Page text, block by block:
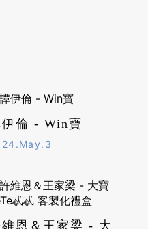
倫 - Win寶
恩＆王家梁 - 大